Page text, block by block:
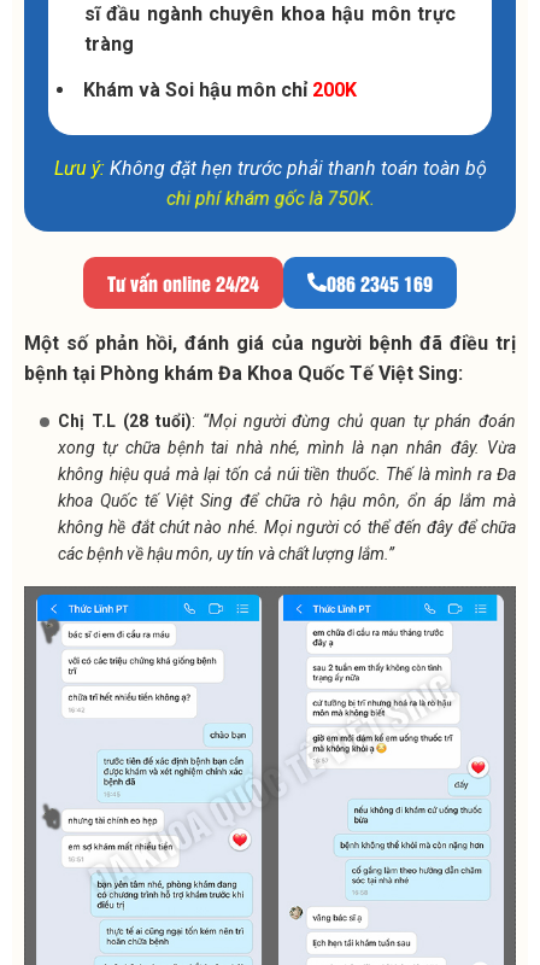
sĩ đầu ngành chuyên khoa hậu môn trực
tràng
Khám và Soi hậu môn chỉ 200K
Lưu ý:Không đặt hẹn trước phải thanh toán toàn bộ
chi phí khám gốc là 750K.
Tư vấn online 24/24 086 2345 169
Một số phản hồi, đánh giá của người bệnh đã điều trị
bệnh tại Phòng khám Đa Khoa Quốc Tế Việt Sing:
Chị T.L (28 tuổi): “Mọi người đừng chủ quan tự phán đoán
xong tự chữa bệnh tai nhà nhé, mình là nạn nhân đây. Vừa
không hiệu quả mà lại tốn cả núi tiền thuốc. Thế là mình ra Đa
khoa Quốc tế Việt Sing để chữa rò hậu môn, ổn áp lắm mà
không hề đắt chút nào nhé. Mọi người có thể đến đây để chữa
các bệnh về hậu môn, uy tín và chất lượng lắm.”